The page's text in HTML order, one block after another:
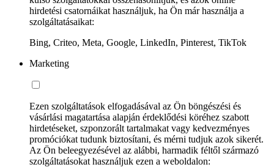
hirdetési csatornáikat használjuk, ha Ön már használja a
szolgáltatásaikat:
Bing, Criteo, Meta, Google, LinkedIn, Pinterest, TikTok
Marketing
Ezen szolgáltatások elfogadásával az Ön böngészési és
vásárlási magatartása alapján érdeklődési köréhez szabott
hirdetéseket, szponzorált tartalmakat vagy kedvezményes
promóciókat tudunk biztosítani, és mérni tudjuk azok sikerét.
Az Ön beleegyezésével az alábbi, harmadik féltől származó
szolgáltatásokat használjuk ezen a weboldalon: